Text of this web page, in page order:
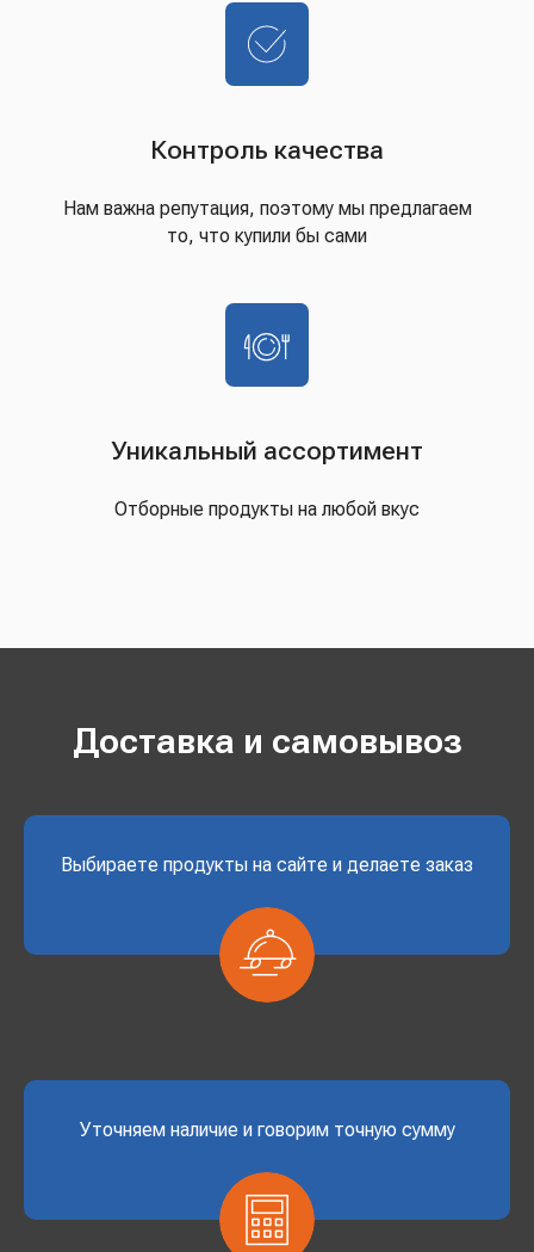
Контроль качества
Нам важна репутация, поэтому мы предлагаем
то, что купили бы сами
Уникальный ассортимент
Отборные продукты на любой вкус
Доставка и самовывоз
Выбираете продукты на сайте и делаете заказ
Уточняем наличие и говорим точную сумму